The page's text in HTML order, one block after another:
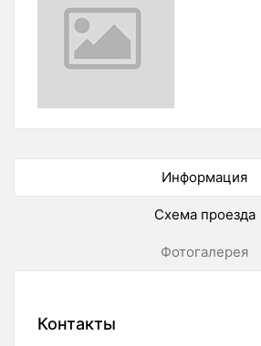
Информация
Схема проезда
Фотогалерея
Контакты